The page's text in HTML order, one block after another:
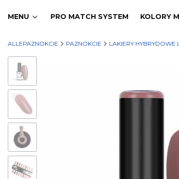
MENU PRO MATCH SYSTEM KOLORY
ALLEPAZNOKCIE PAZNOKCIE LAKIERY HYBRYDOWE